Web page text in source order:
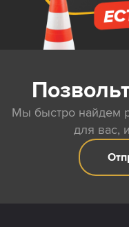
Мы быстро найдем
для вас,